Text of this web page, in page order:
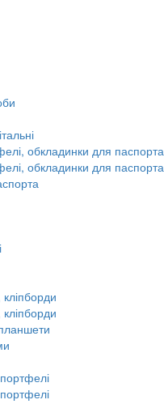
обкладинки для паспорта
обкладинки для паспорта